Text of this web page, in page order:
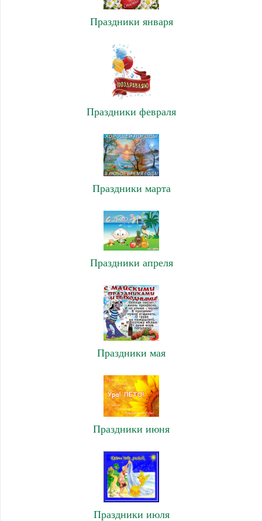
Праздники января
Праздники февраля
Праздники марта
Праздники апреля
Праздники мая
Праздники июня
Праздники июля